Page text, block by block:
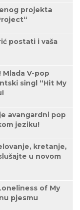
projekta
postati i vaša
V-pop
singl “Hit My
avangardni pop
jeziku!
kretanje,
u novom
of My
pjesmu